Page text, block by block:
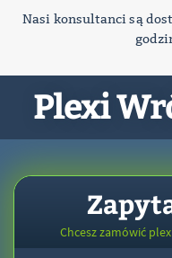
Nasi konsultanci są
Plexi
Chcesz zamówić